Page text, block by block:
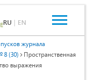
RU | EN
журнала
8 (30)
Пространственная
выражения